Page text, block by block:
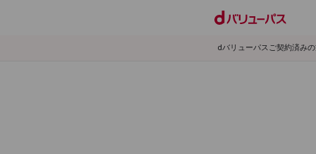
dバリューパスご契約済み